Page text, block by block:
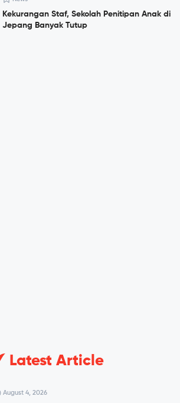
Kekurangan Staf, Sekolah Penitipan Anak di
Jepang Banyak Tutup
Latest Article
August 4, 2026